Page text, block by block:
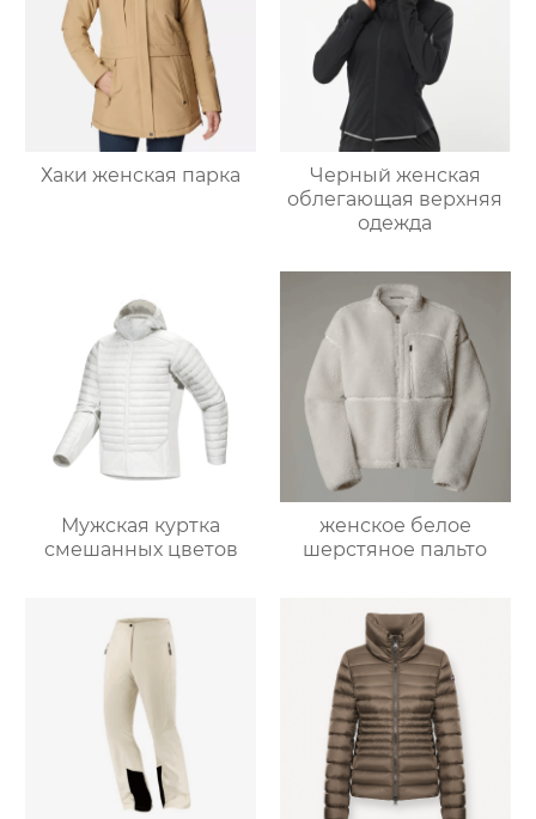
Хаки женская парка
Черный женская
облегающая верхняя
одежда
Мужская куртка
смешанных цветов
женское белое
шерстяное пальто